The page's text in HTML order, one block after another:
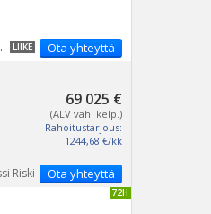
Ota yhteyttä
LIIKE
69 025 €
(ALV väh. kelp.)
Rahoitustarjous:
1244,68 €/kk
Ota yhteyttä
Riski
PÄIVITETTY 72H